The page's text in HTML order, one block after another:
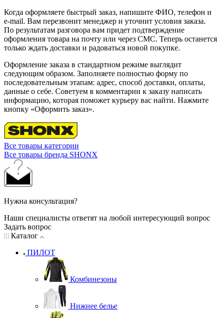
Когда оформляете быстрый заказ, напишите ФИО, телефон и
e-mail. Вам перезвонит менеджер и уточнит условия заказа.
По результатам разговора вам придет подтверждение
оформления товара на почту или через СМС. Теперь останется
только ждать доставки и радоваться новой покупке.
Оформление заказа в стандартном режиме выглядит
следующим образом. Заполняете полностью форму по
последовательным этапам: адрес, способ доставки, оплаты,
данные о себе. Советуем в комментарии к заказу написать
информацию, которая поможет курьеру вас найти. Нажмите
кнопку «Оформить заказ».
Все товары категории
Все товары бренда SHONX
Нужна консультация?
Наши специалисты ответят на любой интересующий вопрос
Задать вопрос
Каталог
ПИЛОТ
Комбинезоны
Нижнее белье